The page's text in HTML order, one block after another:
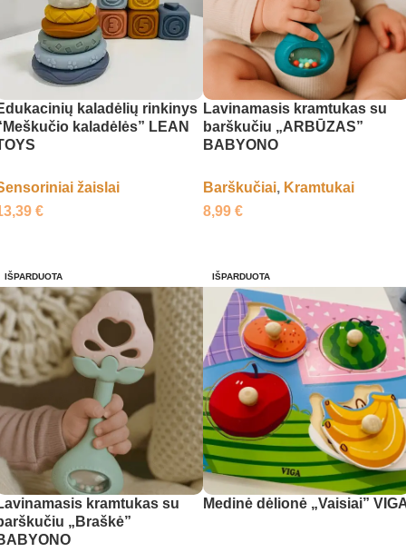
kaladėlių rinkinys
kaladėlės” LEAN
žaislai
€
Lavinamasis kramtukas su
barškučiu „ARBŪZAS”
BABYONO
Barškučiai, Kramtukai
8,99 €
IŠPARDUOTA
kramtukas su
„Braškė”
IŠPARDUOTA
Medinė dėlionė „Vaisiai”